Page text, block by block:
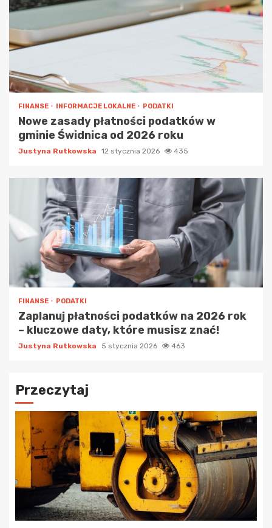
FINANSE INFORMACJE LOKALNE PODATKI
Nowe zasady płatności podatków w
gminie Świdnica od 2026 roku
Justyna Rutkowska 12 stycznia 2026 435
FINANSE PODATKI
Zaplanuj płatności podatków na 2026 rok
– kluczowe daty, które musisz znać!
Justyna Rutkowska 5 stycznia 2026 463
Przeczytaj